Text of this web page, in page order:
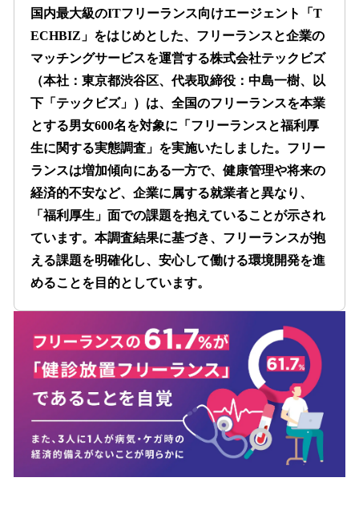
数
を
み
込
み
中
で
す
国内最大級のITフリーランス向けエージェント「T
ECHBIZ」をはじめとした、フリーランスと企業の
マッチングサービスを運営する株式会社テックビズ
（本社：東京都渋谷区、代表取締役：中島一樹、以
下「テックビズ」）は、全国のフリーランスを本業
とする男女600名を対象に「フリーランスと福利厚
生に関する実態調査」を実施いたしました。フリー
ランスは増加傾向にある一方で、健康管理や将来の
経済的不安など、企業に属する就業者と異なり、
「福利厚生」面での課題を抱えていることが示され
ています。本調査結果に基づき、フリーランスが抱
える課題を明確化し、安心して働ける環境開発を進
めることを目的としています。